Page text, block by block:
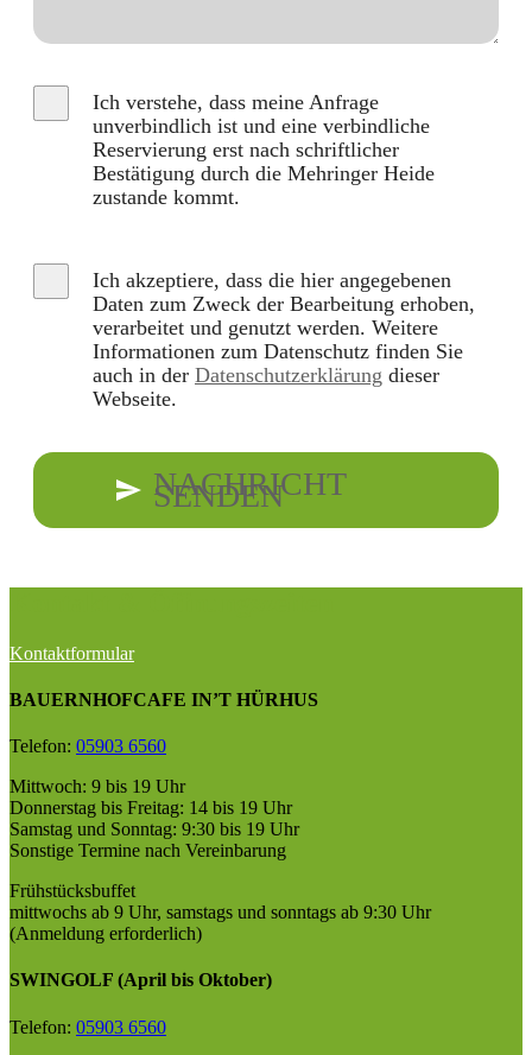
Ich verstehe, dass meine Anfrage
unverbindlich ist und eine verbindliche
Reservierung erst nach schriftlicher
Bestätigung durch die Mehringer Heide
zustande kommt.
Ich akzeptiere, dass die hier angegebenen
Daten zum Zweck der Bearbeitung erhoben,
verarbeitet und genutzt werden. Weitere
Informationen zum Datenschutz finden Sie
auch in der Datenschutzerklärung dieser
Webseite.
NACHRICHT
SENDEN
Kontaktformular
BAUERNHOFCAFE IN’T HÜRHUS
Telefon: 05903 6560
Mittwoch: 9 bis 19 Uhr
Donnerstag bis Freitag: 14 bis 19 Uhr
Samstag und Sonntag: 9:30 bis 19 Uhr
Sonstige Termine nach Vereinbarung
Frühstücksbuffet
mittwochs ab 9 Uhr, samstags und sonntags ab 9:30 Uhr
(Anmeldung erforderlich)
SWINGOLF (April bis Oktober)
Telefon: 05903 6560